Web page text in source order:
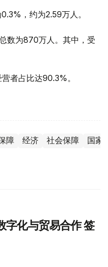
，约为2.59万人。
数为870万人。其中，受
者占比达90.3%。
障 经济 社会保障 国家
字化与贸易合作 签